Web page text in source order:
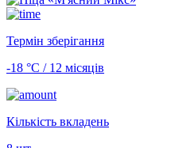
Термін зберігання
-18 °С / 12 місяців
Кількість вкладень